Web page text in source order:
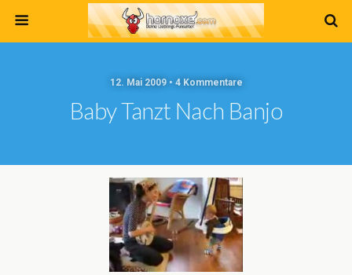
12. Mai 2009 • 4 Kommentare
Baby Tanzt Nach Banjo